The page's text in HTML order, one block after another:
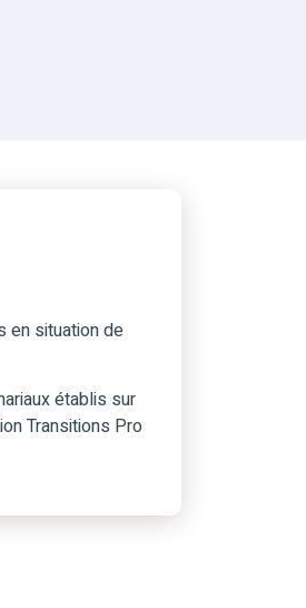
en situation de
établis sur
Transitions Pro